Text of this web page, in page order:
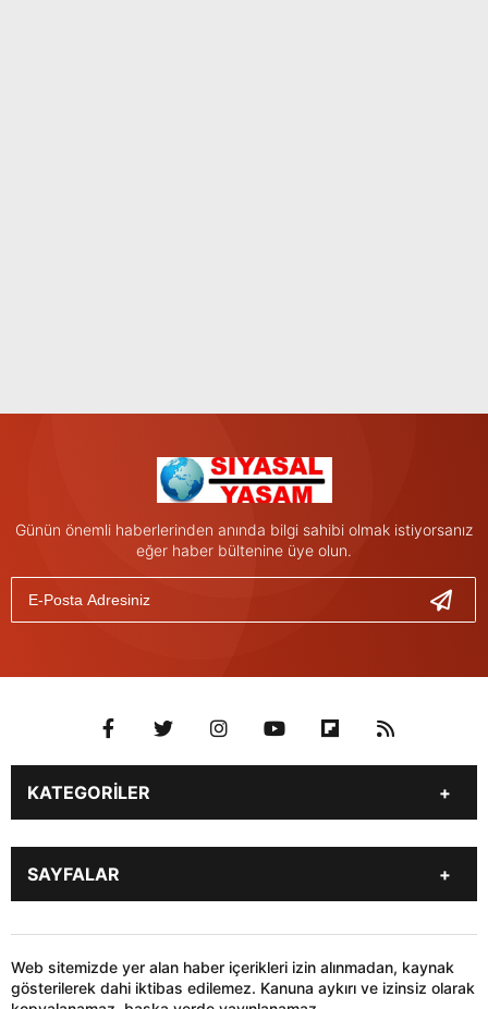
Günün önemli haberlerinden anında bilgi sahibi olmak istiyorsanız
eğer haber bültenine üye olun.
KATEGORİLER
Genel
Gündem
Son Dakika
İstanbul
Stk
Siyaset
Dünya
Sağlık
Teknoloji
SAYFALAR
HABER GÖNDER
Web sitemizde yer alan haber içerikleri izin alınmadan, kaynak
gösterilerek dahi iktibas edilemez. Kanuna aykırı ve izinsiz olarak